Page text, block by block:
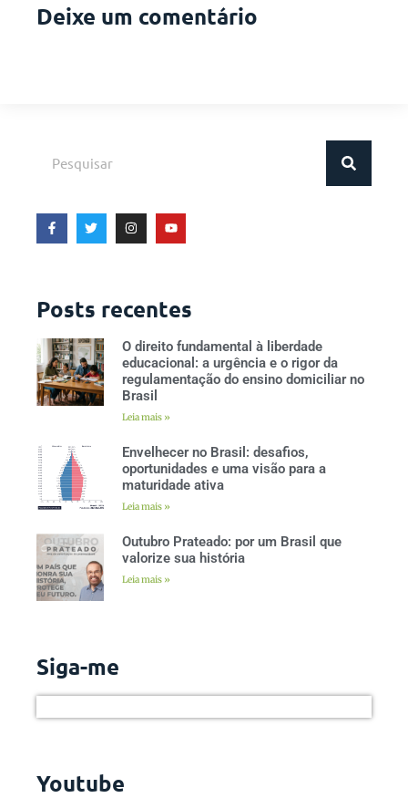
Deixe um comentário
Posts recentes
O direito fundamental à liberdade
educacional: a urgência e o rigor da
regulamentação do ensino domiciliar no
Brasil
Leia mais »
Envelhecer no Brasil: desafios,
oportunidades e uma visão para a
maturidade ativa
Leia mais »
Outubro Prateado: por um Brasil que
valorize sua história
Leia mais »
Siga-me
Youtube